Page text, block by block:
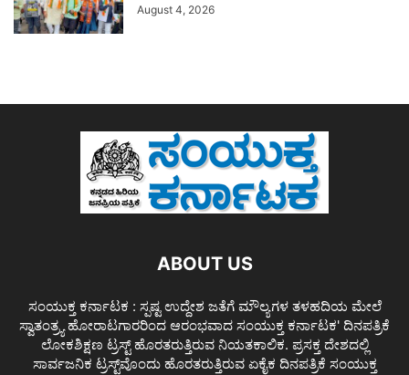
August 4, 2026
ABOUT US
ಸಂಯುಕ್ತ ಕರ್ನಾಟಕ : ಸ್ಪಷ್ಟ ಉದ್ದೇಶ ಜತೆಗೆ ಮೌಲ್ಯಗಳ ತಳಹದಿಯ ಮೇಲೆ
ಸ್ವಾತಂತ್ರ್ಯ ಹೋರಾಟಗಾರರಿಂದ ಆರಂಭವಾದ ಸಂಯುಕ್ತ ಕರ್ನಾಟಕ' ದಿನಪತ್ರಿಕೆ
ಲೋಕಶಿಕ್ಷಣ ಟ್ರಸ್ಟ್ ಹೊರತರುತ್ತಿರುವ ನಿಯತಕಾಲಿಕ. ಪ್ರಸಕ್ತ ದೇಶದಲ್ಲಿ
ಸಾರ್ವಜನಿಕ ಟ್ರಸ್ಟ್‌ವೊಂದು ಹೊರತರುತ್ತಿರುವ ಏಕೈಕ ದಿನಪತ್ರಿಕೆ ಸಂಯುಕ್ತ